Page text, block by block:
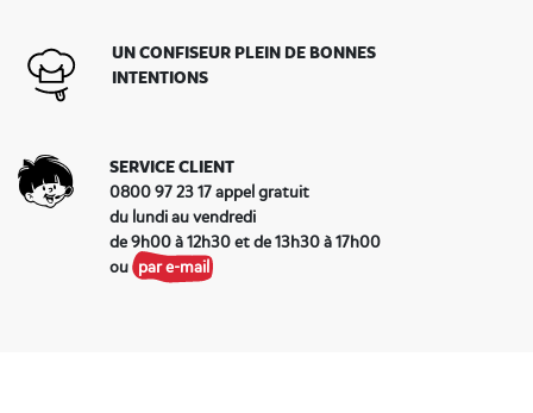
discret dans le sac ou dans la poche et vous êtes parés
pour affronter la journée. Vous pouvez déguster votre
bonbon au goût menthe préféré
partout en France.
UN CONFISEUR PLEIN DE BONNES
INTENTIONS
SERVICE CLIENT
0800 97 23 17 appel gratuit
du lundi au vendredi
de 9h00 à 12h30 et de 13h30 à 17h00
ou par e-mail